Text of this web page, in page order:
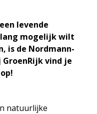
levende
lang mogelijk wilt
is de Nordmann-
vind je
natuurlijke